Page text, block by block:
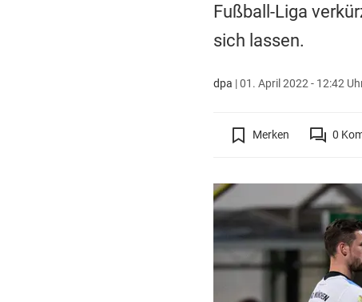
Fußball-Liga
sich lassen.
dpa |01. April 2022 - 12:42
Merken 0